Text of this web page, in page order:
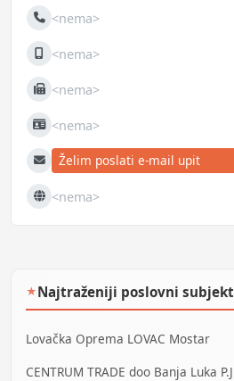
Telefon<nema>
Mobilni<nema>
Fax <nema>
JIB <nema>
E-mailŽelim poslati e-mail upit
Web <nema>
★Najtraženiji poslovni
Lovačka Oprema LOVAC Mostar
CENTRUM TRADE doo Banja Luka